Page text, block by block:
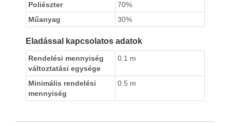
Poliészter
70%
Műanyag
30%
Eladással kapcsolatos adatok
Rendelési mennyiség
változtatási egysége
0.1 m
Minimális rendelési
mennyiség
0.5 m